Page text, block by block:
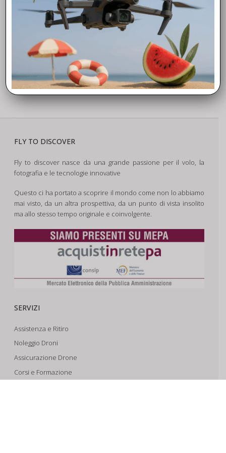
FLY TO DISCOVER
Fly to discover nasce da una grande passione per il volo, la
fotografia e le tecnologie innovative
Questo ci ha portato a scoprire il mondo come non lo abbiamo
mai visto, da un altra prospettiva, da un punto di vista insolito
ma allo stesso tempo originale e coinvolgente.
SERVIZI
Assistenza e Ritiro
Noleggio Droni
Assicurazione Drone
Corsi e Formazione